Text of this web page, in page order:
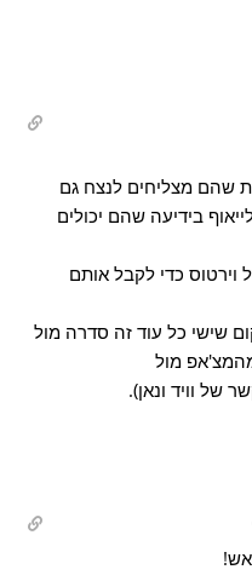
שהם מצליחים לנצח גם
בידיעה שהם יכולים
וירטוס כדי לקבל אותם
שישי כל עוד זה סדרה מול
מול
של וויד ונאן).